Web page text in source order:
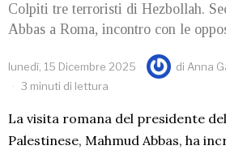
Colpiti tre terroristi di Hezbollah.
Abbas a Roma, incontro con le
lunedì, 15 Dicembre 2025 di Anna
3 minuti di lettura
La visita romana del presidente
Palestinese, Mahmud Abbas, ha